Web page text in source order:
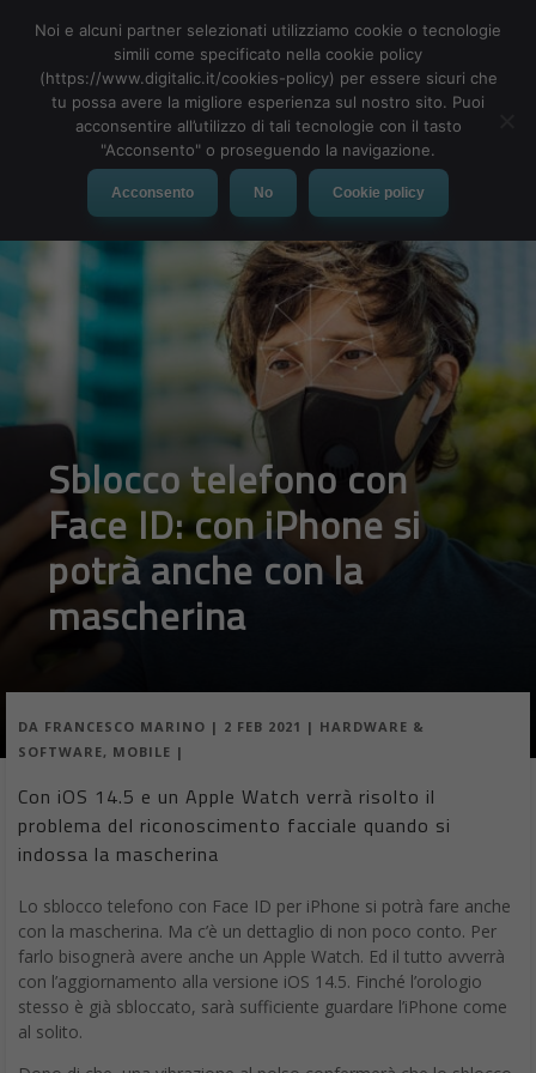
MENU
Sblocco telefono con
Face ID: con iPhone si
potrà anche con la
mascherina
DA FRANCESCO MARINO | 2 FEB 2021 | HARDWARE &
SOFTWARE, MOBILE |
Con iOS 14.5 e un Apple Watch verrà risolto il
problema del riconoscimento facciale quando si
indossa la mascherina
Lo sblocco telefono con Face ID per iPhone si potrà fare anche
con la mascherina. Ma c’è un dettaglio di non poco conto. Per
farlo bisognerà avere anche un Apple Watch. Ed il tutto avverrà
con l’aggiornamento alla versione iOS 14.5. Finché l’orologio
stesso è già sbloccato, sarà sufficiente guardare l’iPhone come
al solito.
Noi e alcuni partner selezionati utilizziamo cookie o tecnologie
simili come specificato nella cookie policy
(https://www.digitalic.it/cookies-policy) per essere sicuri che
tu possa avere la migliore esperienza sul nostro sito. Puoi
acconsentire all’utilizzo di tali tecnologie con il tasto
"Acconsento" o proseguendo la navigazione.
Acconsento No Cookie policy